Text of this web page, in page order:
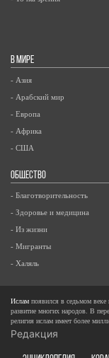
В МИРЕ
- Азия
- Арабский мир
- Европа
- Африка
- США
ОБЩЕСТВО
- Благотворительность
- Здоровье и медицина
- Из жизни
- Мигранты
- Халяль
Ислам появился в седьмом веке
развитие многих народов. В
религия ислам имеет более
Редакция